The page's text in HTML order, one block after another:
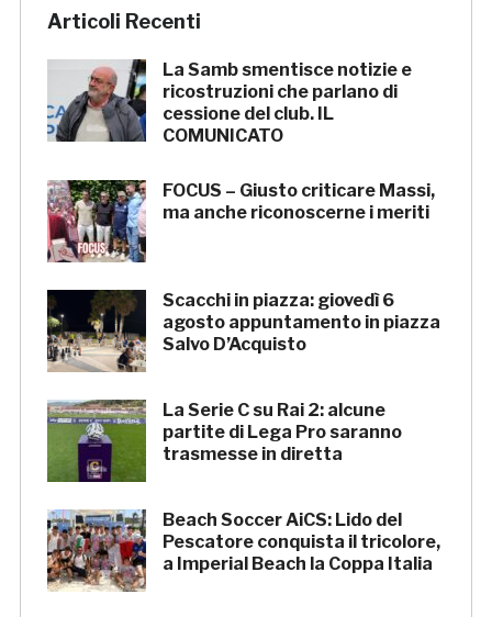
Articoli Recenti
La Samb smentisce notizie e
ricostruzioni che parlano di
cessione del club. IL
COMUNICATO
FOCUS – Giusto criticare Massi,
ma anche riconoscerne i meriti
Scacchi in piazza: giovedì 6
agosto appuntamento in piazza
Salvo D’Acquisto
La Serie C su Rai 2: alcune
partite di Lega Pro saranno
trasmesse in diretta
Beach Soccer AiCS: Lido del
Pescatore conquista il tricolore,
a Imperial Beach la Coppa Italia